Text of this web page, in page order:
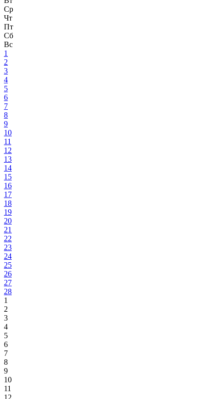
Ср
Чт
Пт
Сб
Вс
1
2
3
4
5
6
7
8
9
10
11
12
13
14
15
16
17
18
19
20
21
22
23
24
25
26
27
28
1
2
3
4
5
6
7
8
9
10
11